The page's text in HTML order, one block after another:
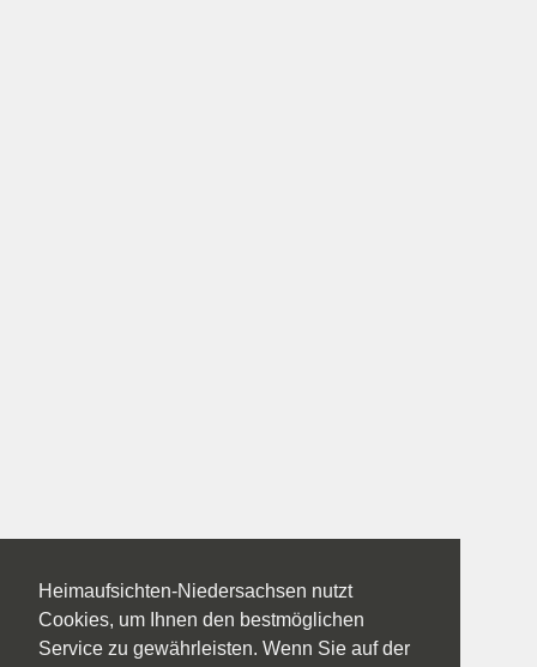
Heimaufsichten-Niedersachsen nutzt
Cookies, um Ihnen den bestmöglichen
Service zu gewährleisten. Wenn Sie auf der